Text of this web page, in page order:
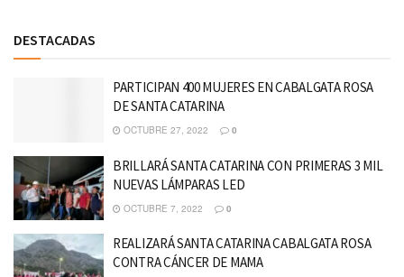
DESTACADAS
PARTICIPAN 400 MUJERES EN CABALGATA ROSA
DE SANTA CATARINA
OCTUBRE 27, 2022 0
BRILLARÁ SANTA CATARINA CON PRIMERAS 3 MIL
NUEVAS LÁMPARAS LED
OCTUBRE 7, 2022 0
REALIZARÁ SANTA CATARINA CABALGATA ROSA
CONTRA CÁNCER DE MAMA